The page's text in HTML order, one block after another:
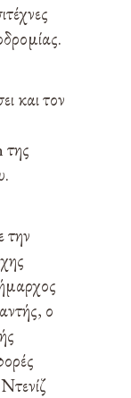
και τον
την
ο